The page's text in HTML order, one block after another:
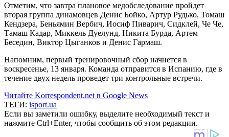
Отметим, что завтра плановое медобследование пройдет
вторая группа динамовцев Денис Бойко, Артур Рудько, Томаш
Кендзера, Беньямин Вербич, Иосиф Пиварич, Сидклей, Че Че,
Тамаш Кадар, Миккель Дуелунд, Никита Бурда, Артем
Беседин, Виктор Цыганков и Денис Гармаш.
Напомним, первый тренировочный сбор начнется в
воскресенье, 13 января. Команда отправится в Испанию, где в
течение двух недель проведет три контрольные встречи.
Читайте Korrespondent.net в Google News
ТЕГИ: isport.ua
Если вы заметили ошибку, выделите необходимый текст и
нажмите Ctrl+Enter, чтобы сообщить об этом редакции.